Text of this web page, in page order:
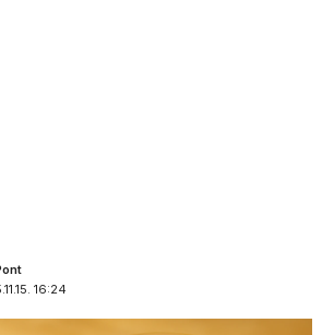
16:24